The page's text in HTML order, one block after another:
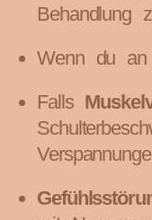
Behandlung
Wenn du an
Falls